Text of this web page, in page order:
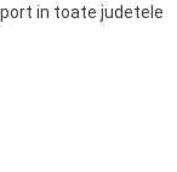
in toate judetele